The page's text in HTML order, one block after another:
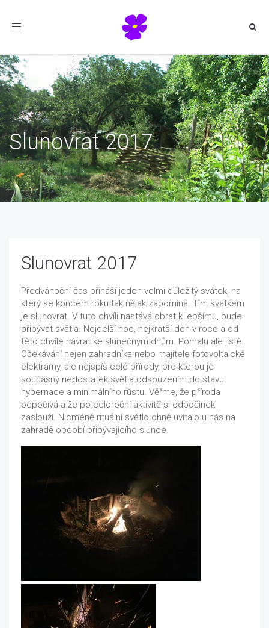
Toggle
Slunovrat 2017
Slunovrat 2017
Předvánoční čas přináší jeden velmi důležitý svátek, na
který se koncem roku tak nějak zapomíná. Tím svátkem
je slunovrat. V tuto chvíli nastává obrat k lepšímu, bude
přibývat světla. Nejdelší noc, nejkratší den v roce a od
této chvíle návrat ke slunečným dnům. Pomalu ale jistě.
Očekávání nejen zahradníka nebo majitele fotovoltaické
elektrárny, ale nejspíš celé přírody, pro kterou je
současný nedostatek světla odsouzením do stavu
hybernace a minimálního růstu. Věřme, že příroda
odpočívá a že po celoroční aktivitě si odpočinek
zaslouží. Nicméně rituální světlo ohně uvítalo u nás na
zahradě období přibývajícího slunce.